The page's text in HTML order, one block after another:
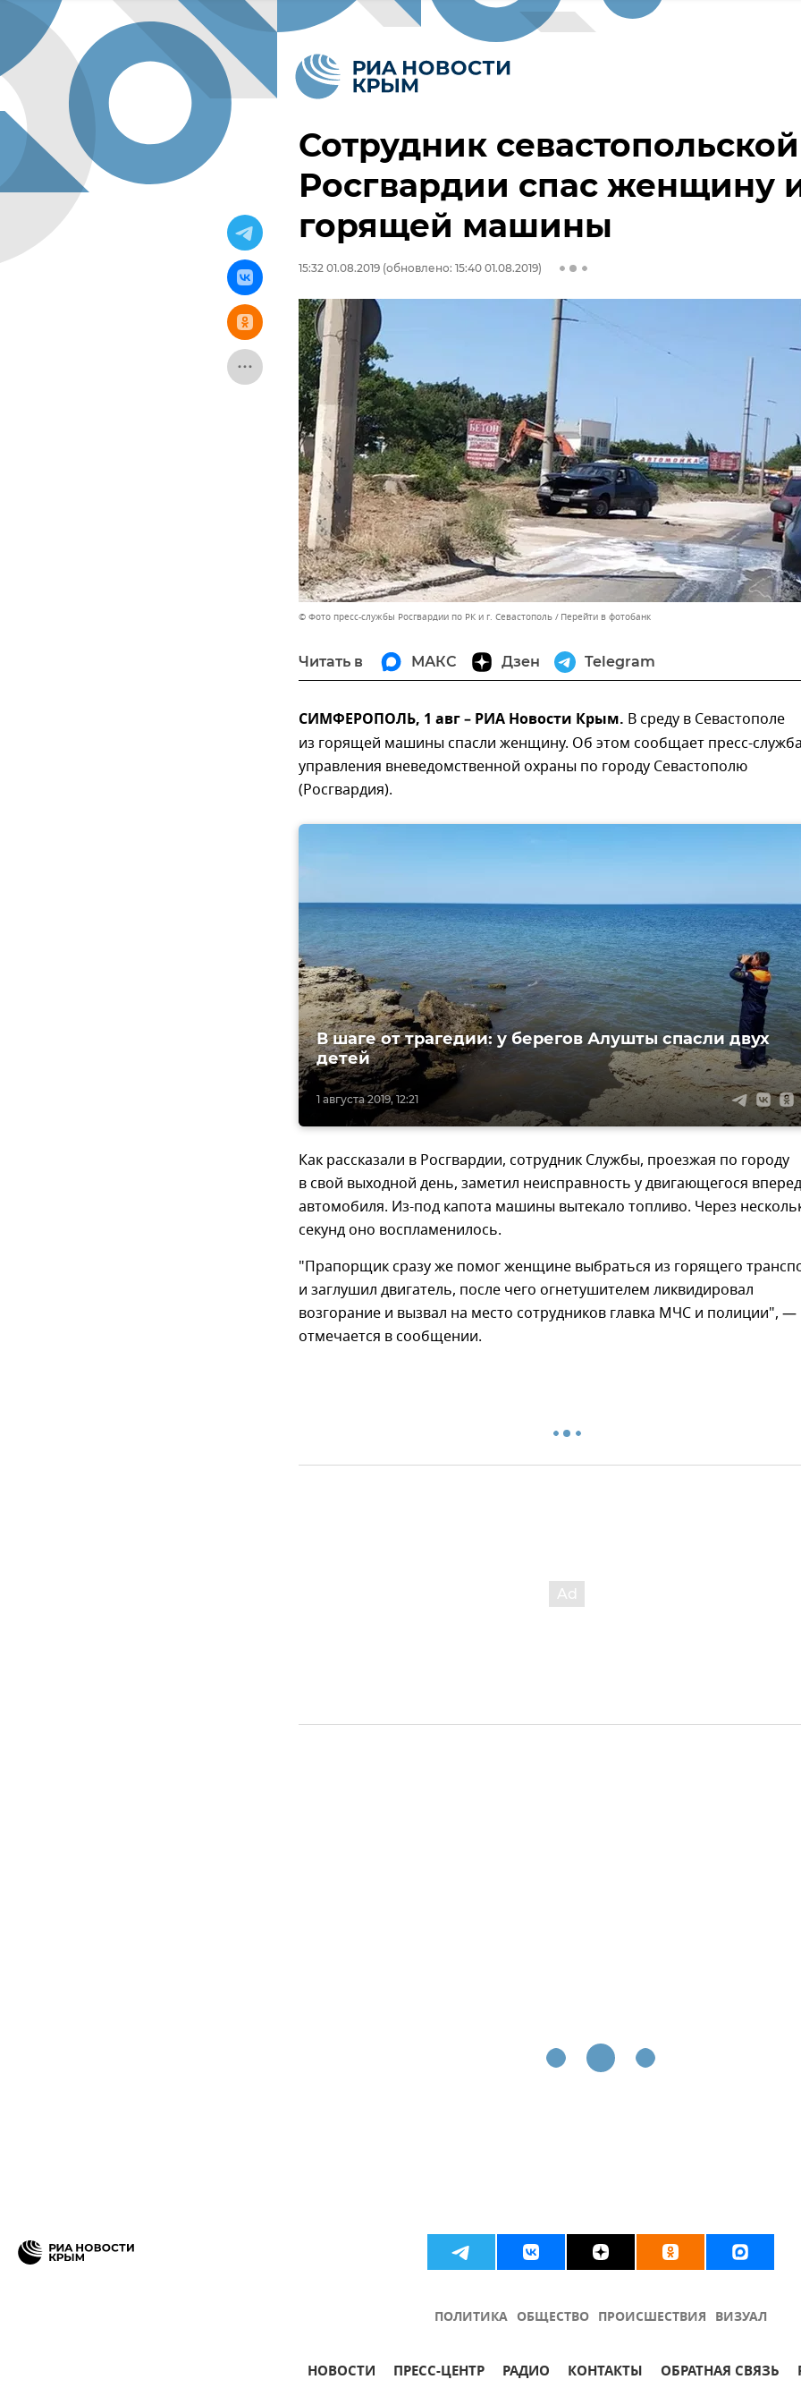
Сотрудник севастопольской
Росгвардии спас женщину
горящей машины
15:32 01.08.2019 (обновлено: 15:40 01.08.2019)
© Фото пресс-службы Росгвардии по РК и г. Севастополь Перейти в фотобанк
Читать в МАКС Дзен Telegram
СИМФЕРОПОЛЬ, 1 авг – РИА Новости Крым. В среду в Севастополе
из горящей машины спасли женщину. Об этом сообщает пресс-
управления вневедомственной охраны по городу Севастополю
(Росгвардия).
1 августа 2019, 12:21
В шаге от трагедии: у берегов Алушты спасли двух
детей
Как рассказали в Росгвардии, сотрудник Службы, проезжая по городу
в свой выходной день, заметил неисправность у двигающегося
автомобиля. Из-под капота машины вытекало топливо. Через
секунд оно воспламенилось.
"Прапорщик сразу же помог женщине выбраться из горящего
и заглушил двигатель, после чего огнетушителем ликвидировал
возгорание и вызвал на место сотрудников главка МЧС и полиции", —
отмечается в сообщении.
ПОЛИТИКА ОБЩЕСТВО ПРОИСШЕСТВИЯ ВИЗУАЛ
НОВОСТИ ПРЕСС-ЦЕНТР РАДИО КОНТАКТЫ ОБРАТНАЯ СВЯЗЬ